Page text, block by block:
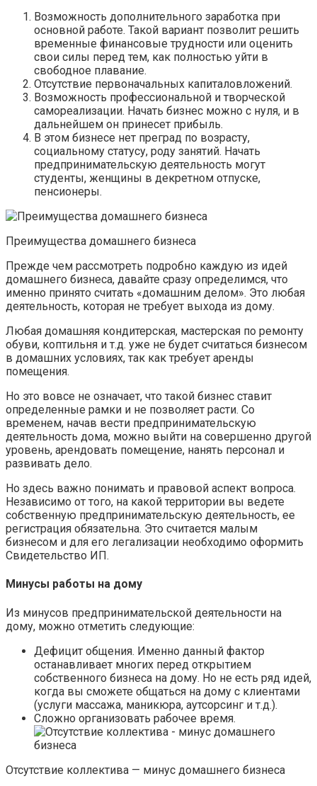
Возможность дополнительного заработка при
основной работе. Такой вариант позволит решить
временные финансовые трудности или оценить
свои силы перед тем, как полностью уйти в
свободное плавание.
Отсутствие первоначальных капиталовложений.
Возможность профессиональной и творческой
самореализации. Начать бизнес можно с нуля, и в
дальнейшем он принесет прибыль.
В этом бизнесе нет преград по возрасту,
социальному статусу, роду занятий. Начать
предпринимательскую деятельность могут
студенты, женщины в декретном отпуске,
пенсионеры.
Преимущества домашнего бизнеса
Прежде чем рассмотреть подробно каждую из идей
домашнего бизнеса, давайте сразу определимся, что
именно принято считать «домашним делом». Это любая
деятельность, которая не требует выхода из дому.
Любая домашняя кондитерская, мастерская по ремонту
обуви, коптильня и т.д. уже не будет считаться бизнесом
в домашних условиях, так как требует аренды
помещения.
Но это вовсе не означает, что такой бизнес ставит
определенные рамки и не позволяет расти. Со
временем, начав вести предпринимательскую
деятельность дома, можно выйти на совершенно другой
уровень, арендовать помещение, нанять персонал и
развивать дело.
Но здесь важно понимать и правовой аспект вопроса.
Независимо от того, на какой территории вы ведете
собственную предпринимательскую деятельность, ее
регистрация обязательна. Это считается малым
бизнесом и для его легализации необходимо оформить
Свидетельство ИП.
Минусы работы на дому
Из минусов предпринимательской деятельности на
дому, можно отметить следующие:
Дефицит общения. Именно данный фактор
останавливает многих перед открытием
собственного бизнеса на дому. Но не есть ряд идей,
когда вы сможете общаться на дому с клиентами
(услуги массажа, маникюра, аутсорсинг и т.д.).
Сложно организовать рабочее время.
Отсутствие коллектива — минус домашнего бизнеса